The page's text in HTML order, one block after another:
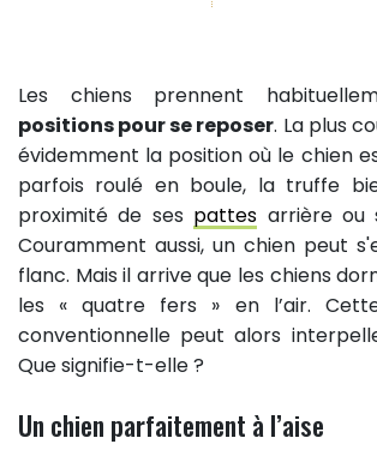
Les chiens prennent
positions pour se reposer. La plus
évidemment la position où le chien
parfois roulé en boule, la truffe
proximité de ses pattes arrière ou
Couramment aussi, un chien peut
flanc. Mais il arrive que les chiens
les « quatre fers » en l’air.
conventionnelle peut alors
Que signifie-t-elle ?
Un chien parfaitement à l’aise